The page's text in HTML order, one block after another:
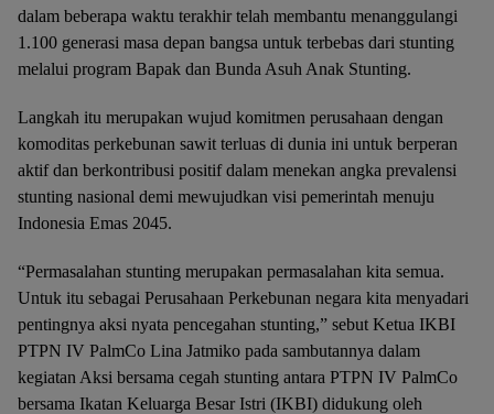
dalam beberapa waktu terakhir telah membantu menanggulangi
1.100 generasi masa depan bangsa untuk terbebas dari stunting
melalui program Bapak dan Bunda Asuh Anak Stunting.
Langkah itu merupakan wujud komitmen perusahaan dengan
komoditas perkebunan sawit terluas di dunia ini untuk berperan
aktif dan berkontribusi positif dalam menekan angka prevalensi
stunting nasional demi mewujudkan visi pemerintah menuju
Indonesia Emas 2045.
“Permasalahan stunting merupakan permasalahan kita semua.
Untuk itu sebagai Perusahaan Perkebunan negara kita menyadari
pentingnya aksi nyata pencegahan stunting,” sebut Ketua IKBI
PTPN IV PalmCo Lina Jatmiko pada sambutannya dalam
kegiatan Aksi bersama cegah stunting antara PTPN IV PalmCo
bersama Ikatan Keluarga Besar Istri (IKBI) didukung oleh